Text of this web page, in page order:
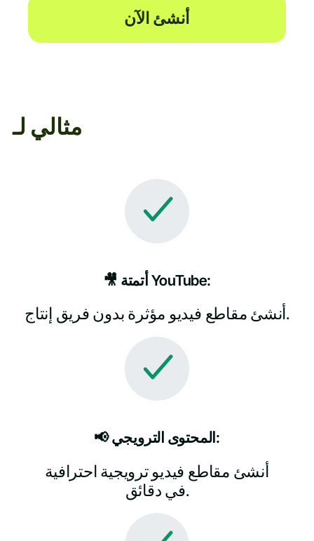
أنشئ الآن
مثالي لـ
🎥 أتمتة YouTube:
أنشئ مقاطع فيديو مؤثرة بدون فريق إنتاج.
📢 المحتوى الترويجي:
أنشئ مقاطع فيديو ترويجية احترافية
في دقائق.